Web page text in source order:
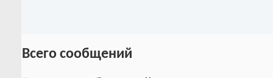
Всего сообщений